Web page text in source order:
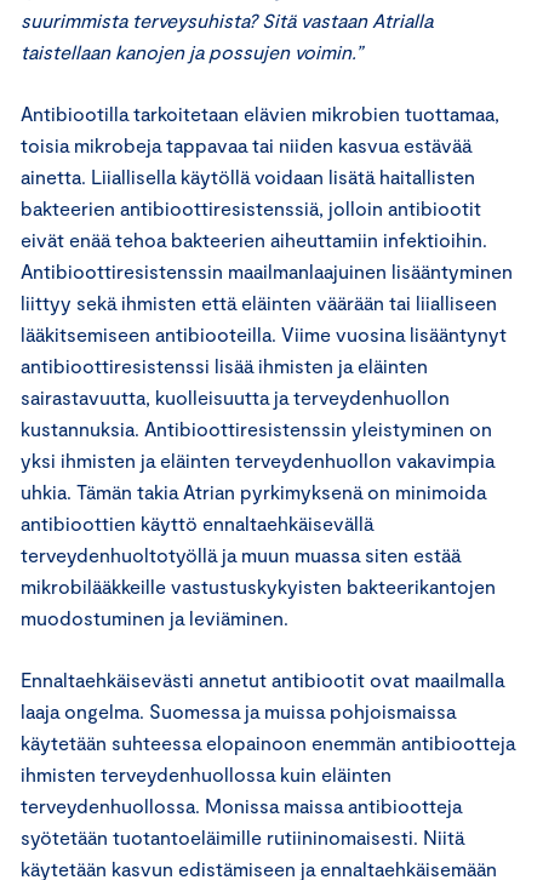
suurimmista terveysuhista? Sitä vastaan Atrialla
taistellaan kanojen ja possujen voimin.”
Antibiootilla tarkoitetaan elävien mikrobien tuottamaa,
toisia mikrobeja tappavaa tai niiden kasvua estävää
ainetta. Liiallisella käytöllä voidaan lisätä haitallisten
bakteerien antibioottiresistenssiä, jolloin antibiootit
eivät enää tehoa bakteerien aiheuttamiin infektioihin.
Antibioottiresistenssin maailmanlaajuinen lisääntyminen
liittyy sekä ihmisten että eläinten väärään tai liialliseen
lääkitsemiseen antibiooteilla. Viime vuosina lisääntynyt
antibioottiresistenssi lisää ihmisten ja eläinten
sairastavuutta, kuolleisuutta ja terveydenhuollon
kustannuksia. Antibioottiresistenssin yleistyminen on
yksi ihmisten ja eläinten terveydenhuollon vakavimpia
uhkia. Tämän takia Atrian pyrkimyksenä on minimoida
antibioottien käyttö ennaltaehkäisevällä
terveydenhuoltotyöllä ja muun muassa siten estää
mikrobilääkkeille vastustuskykyisten bakteerikantojen
muodostuminen ja leviäminen.
Ennaltaehkäisevästi annetut antibiootit ovat maailmalla
laaja ongelma. Suomessa ja muissa pohjoismaissa
käytetään suhteessa elopainoon enemmän antibiootteja
ihmisten terveydenhuollossa kuin eläinten
terveydenhuollossa. Monissa maissa antibiootteja
syötetään tuotantoeläimille rutiininomaisesti. Niitä
käytetään kasvun edistämiseen ja ennaltaehkäisemään